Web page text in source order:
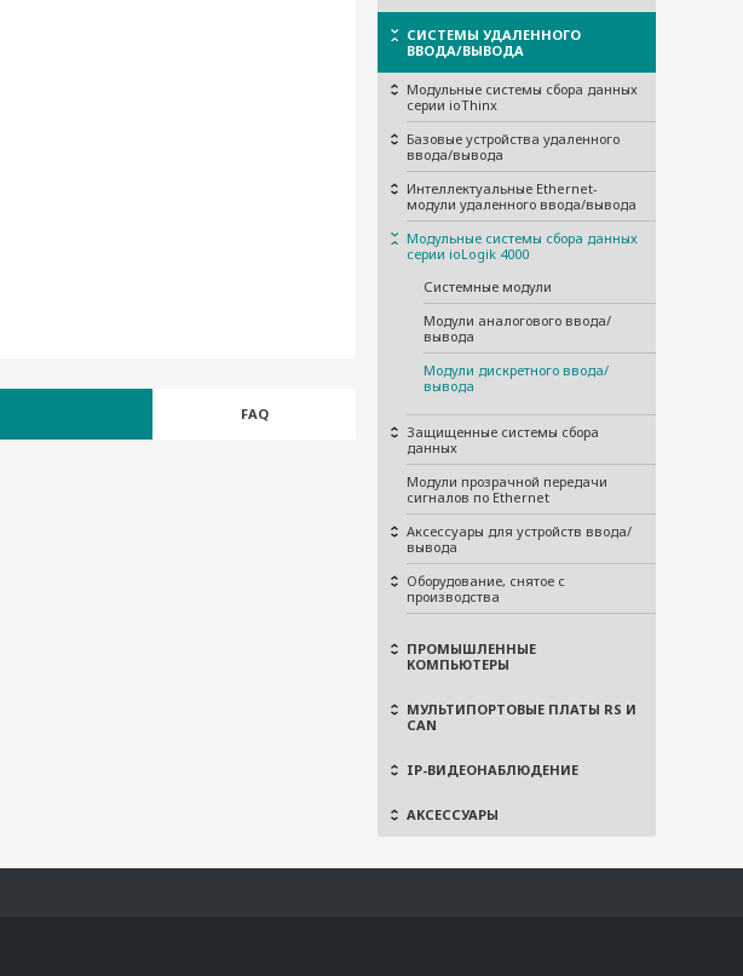
СИСТЕМЫ УДАЛЕННОГО
ВВОДА/ВЫВОДА
Модульные системы сбора данных
серии ioThinx
Базовые устройства удаленного
ввода/вывода
Интеллектуальные Ethernet-
модули удаленного ввода/вывода
Модульные системы сбора данных
серии ioLogik 4000
Системные модули
Модули аналогового ввода/
вывода
Модули дискретного ввода/
вывода
Защищенные системы сбора
данных
Модули прозрачной передачи
сигналов по Ethernet
Аксессуары для устройств ввода/
вывода
Оборудование, снятое с
производства
ПРОМЫШЛЕННЫЕ
КОМПЬЮТЕРЫ
МУЛЬТИПОРТОВЫЕ ПЛАТЫ RS И
CAN
IP-ВИДЕОНАБЛЮДЕНИЕ
АКСЕССУАРЫ
FAQ